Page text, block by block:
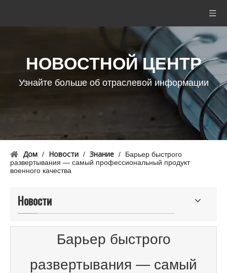
НОВОСТНОЙ ЦЕНТР
Узнайте больше об отраслевой информации
Дом / Новости / Знание /
Барьер быстрого
развертывания — самый профессиональный продукт
военного качества
Новости
Барьер быстрого
развертывания — самый